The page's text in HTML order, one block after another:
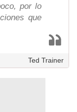
por lo
que
Ted Trainer